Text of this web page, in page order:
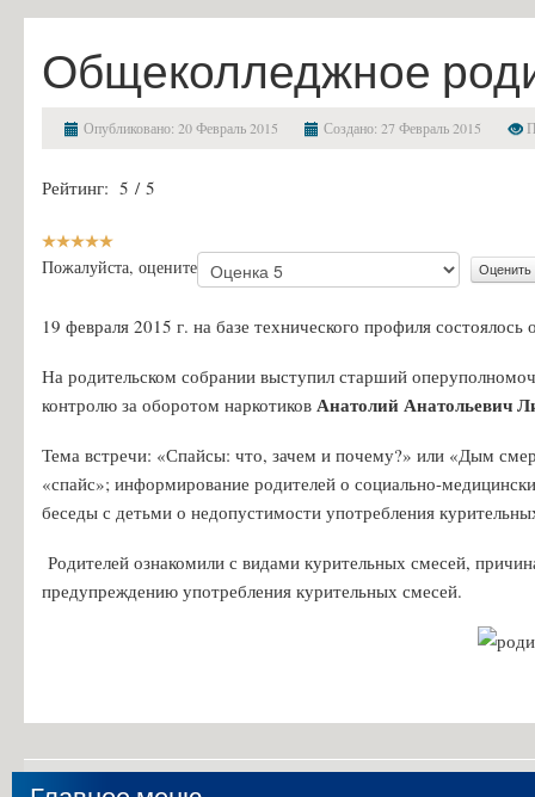
Вакантные места для приема (перевода) обучающихся
Организация питания в образовательной организации
Абитуриенту
Перечень специальностей и профессий и требования к уровню
Приём заявлений в электронной форме
Предварительный медицинский осмотр (обследование)
Конкурс заявлений абитуриентов ГБПОУ «ГК г. СЫЗРАНИ»
Особенности приема иностранных граждан
Общеколледжное
Опубликовано: 20 Февраль 2015 Создано: 27 Февраль 2015
Рейтинг: 5 / 5
Пожалуйста, оцените
19 февраля 2015 г. на базе технического профиля
На родительском собрании выступил старший
контролю за оборотом наркотиков Анатолий Анатольевич
Тема встречи: «Спайсы: что, зачем и почему?» или «Дым
«спайс»; информирование родителей о социально-
беседы с детьми о недопустимости употребления
Родителей ознакомили с видами курительных смесей,
предупреждению употребления курительных смесей.